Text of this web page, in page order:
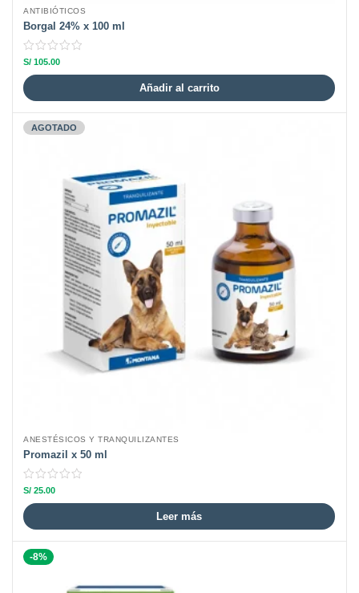
ANTIBIÓTICOS
Borgal 24% x 100 ml
S/ 105.00
Añadir al carrito
AGOTADO
ANESTÉSICOS Y TRANQUILIZANTES
Promazil x 50 ml
S/ 25.00
Leer más
-8%